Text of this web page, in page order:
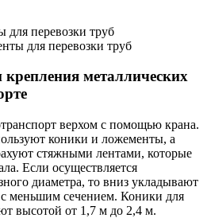
металлических
верхом с помощью крана.
коники и ложементы, а
стяжными лентами, которые
Если осуществляется
диаметра, то вниз укладывают
меньшим сечением. Коники для
высотой от 1,7 м до 2,4 м.